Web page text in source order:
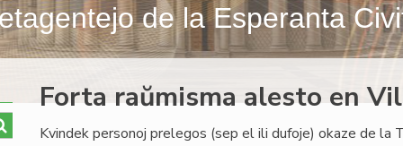
de la Esperanta
Forta raŭmisma alesto en
Kvindek personoj prelegos (sep el ili dufoje) okaze de la